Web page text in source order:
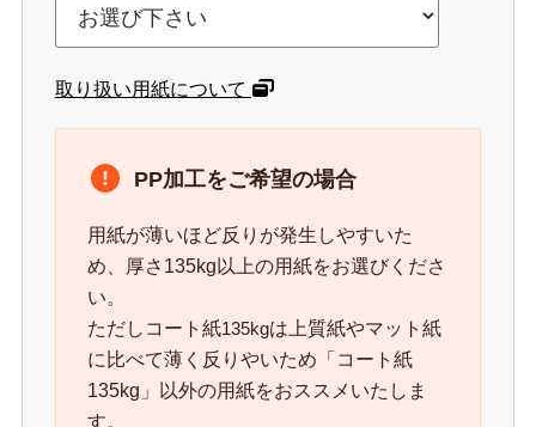
取り扱い用紙について
PP加工をご希望の場合
用紙が薄いほど反りが発生しやすいた
め、厚さ135kg以上の用紙をお選びくださ
い。
ただしコート紙135kgは上質紙やマット紙
に比べて薄く反りやいため「コート紙
135kg」以外の用紙をおススメいたしま
す。